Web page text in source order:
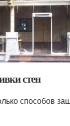
стен
способов